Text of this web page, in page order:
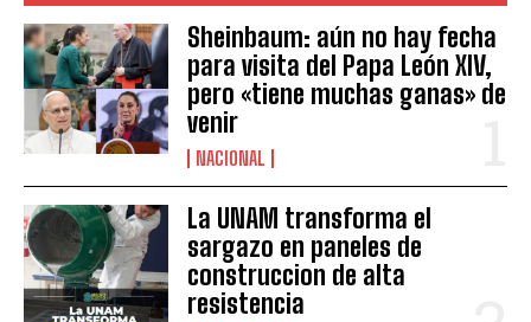
Sheinbaum: aún no hay fecha
para visita del Papa León XIV,
pero «tiene muchas ganas» de
venir
NACIONAL
La UNAM transforma el
sargazo en paneles de
construccion de alta
resistencia